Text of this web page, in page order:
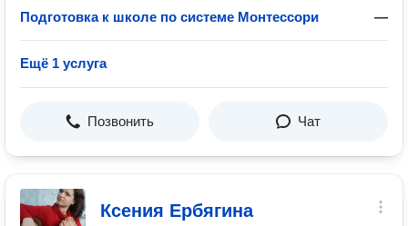
Подготовка к школе по системе Монтессори —
Ещё 1 услуга
Позвонить Чат
Ксения Ербягина